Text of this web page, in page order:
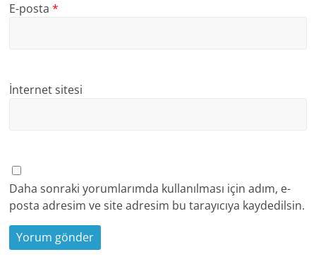
E-posta*
İnternet sitesi
Daha sonraki yorumlarımda kullanılması için adım, e-
posta adresim ve site adresim bu tarayıcıya kaydedilsin.